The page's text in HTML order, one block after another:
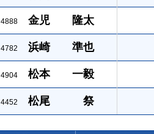
4888 金児 隆太
4782 浜崎 準也
4904 松本 一毅
4452 松尾 祭